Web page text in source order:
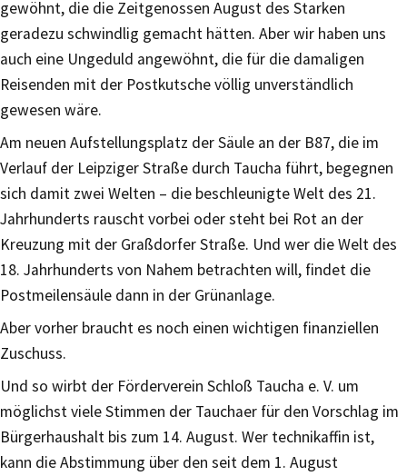
gewöhnt, die die Zeitgenossen August des Starken
geradezu schwindlig gemacht hätten. Aber wir haben uns
auch eine Ungeduld angewöhnt, die für die damaligen
Reisenden mit der Postkutsche völlig unverständlich
gewesen wäre.
Am neuen Aufstellungsplatz der Säule an der B87, die im
Verlauf der Leipziger Straße durch Taucha führt, begegnen
sich damit zwei Welten – die beschleunigte Welt des 21.
Jahrhunderts rauscht vorbei oder steht bei Rot an der
Kreuzung mit der Graßdorfer Straße. Und wer die Welt des
18. Jahrhunderts von Nahem betrachten will, findet die
Postmeilensäule dann in der Grünanlage.
Aber vorher braucht es noch einen wichtigen finanziellen
Zuschuss.
Und so wirbt der Förderverein Schloß Taucha e. V. um
möglichst viele Stimmen der Tauchaer für den Vorschlag im
Bürgerhaushalt bis zum 14. August. Wer technikaffin ist,
kann die Abstimmung über den seit dem 1. August